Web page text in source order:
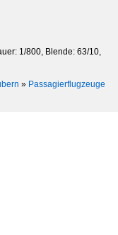
1/800, Blende: 63/10,
» Passagierflugzeuge